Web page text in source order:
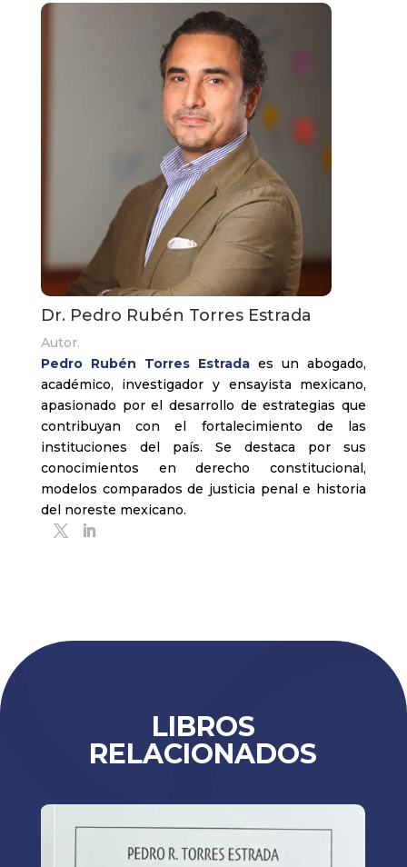
Dr. Pedro Rubén Torres Estrada
Autor.
Pedro Rubén Torres Estrada es un abogado,
académico, investigador y ensayista mexicano,
apasionado por el desarrollo de estrategias que
contribuyan con el fortalecimiento de las
instituciones del país. Se destaca por sus
conocimientos en derecho constitucional,
modelos comparados de justicia penal e historia
del noreste mexicano.
LIBROS
RELACIONADOS